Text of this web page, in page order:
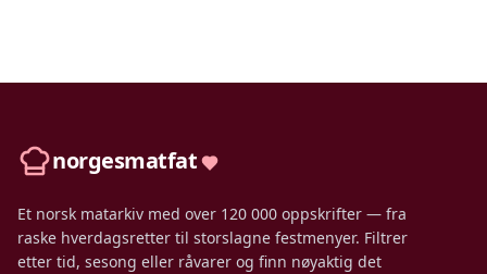
norgesmatfat
Et norsk matarkiv med over 120 000 oppskrifter — fra
raske hverdagsretter til storslagne festmenyer. Filtrer
etter tid, sesong eller råvarer og finn nøyaktig det